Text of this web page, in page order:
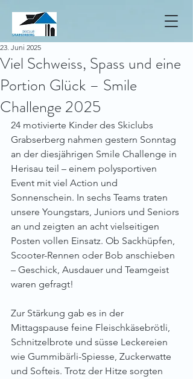
Viel Schweiss, Spass und eine
Portion Glück – Smile
Challenge 2025
23. Juni 2025
24 motivierte Kinder des Skiclubs
Grabserberg nahmen gestern Sonntag
an der diesjährigen Smile Challenge in
Herisau teil – einem polysportiven
Event mit viel Action und
Sonnenschein. In sechs Teams traten
unsere Youngstars, Juniors und Seniors
an und zeigten an acht vielseitigen
Posten vollen Einsatz. Ob Sackhüpfen,
Scooter-Rennen oder Bob anschieben
– Geschick, Ausdauer und Teamgeist
waren gefragt!
Zur Stärkung gab es in der
Mittagspause feine Fleischkäsebrötli,
Schnitzelbrote und süsse Leckereien
wie Gummibärli-Spiesse, Zuckerwatte
und Softeis. Trotz der Hitze sorgten